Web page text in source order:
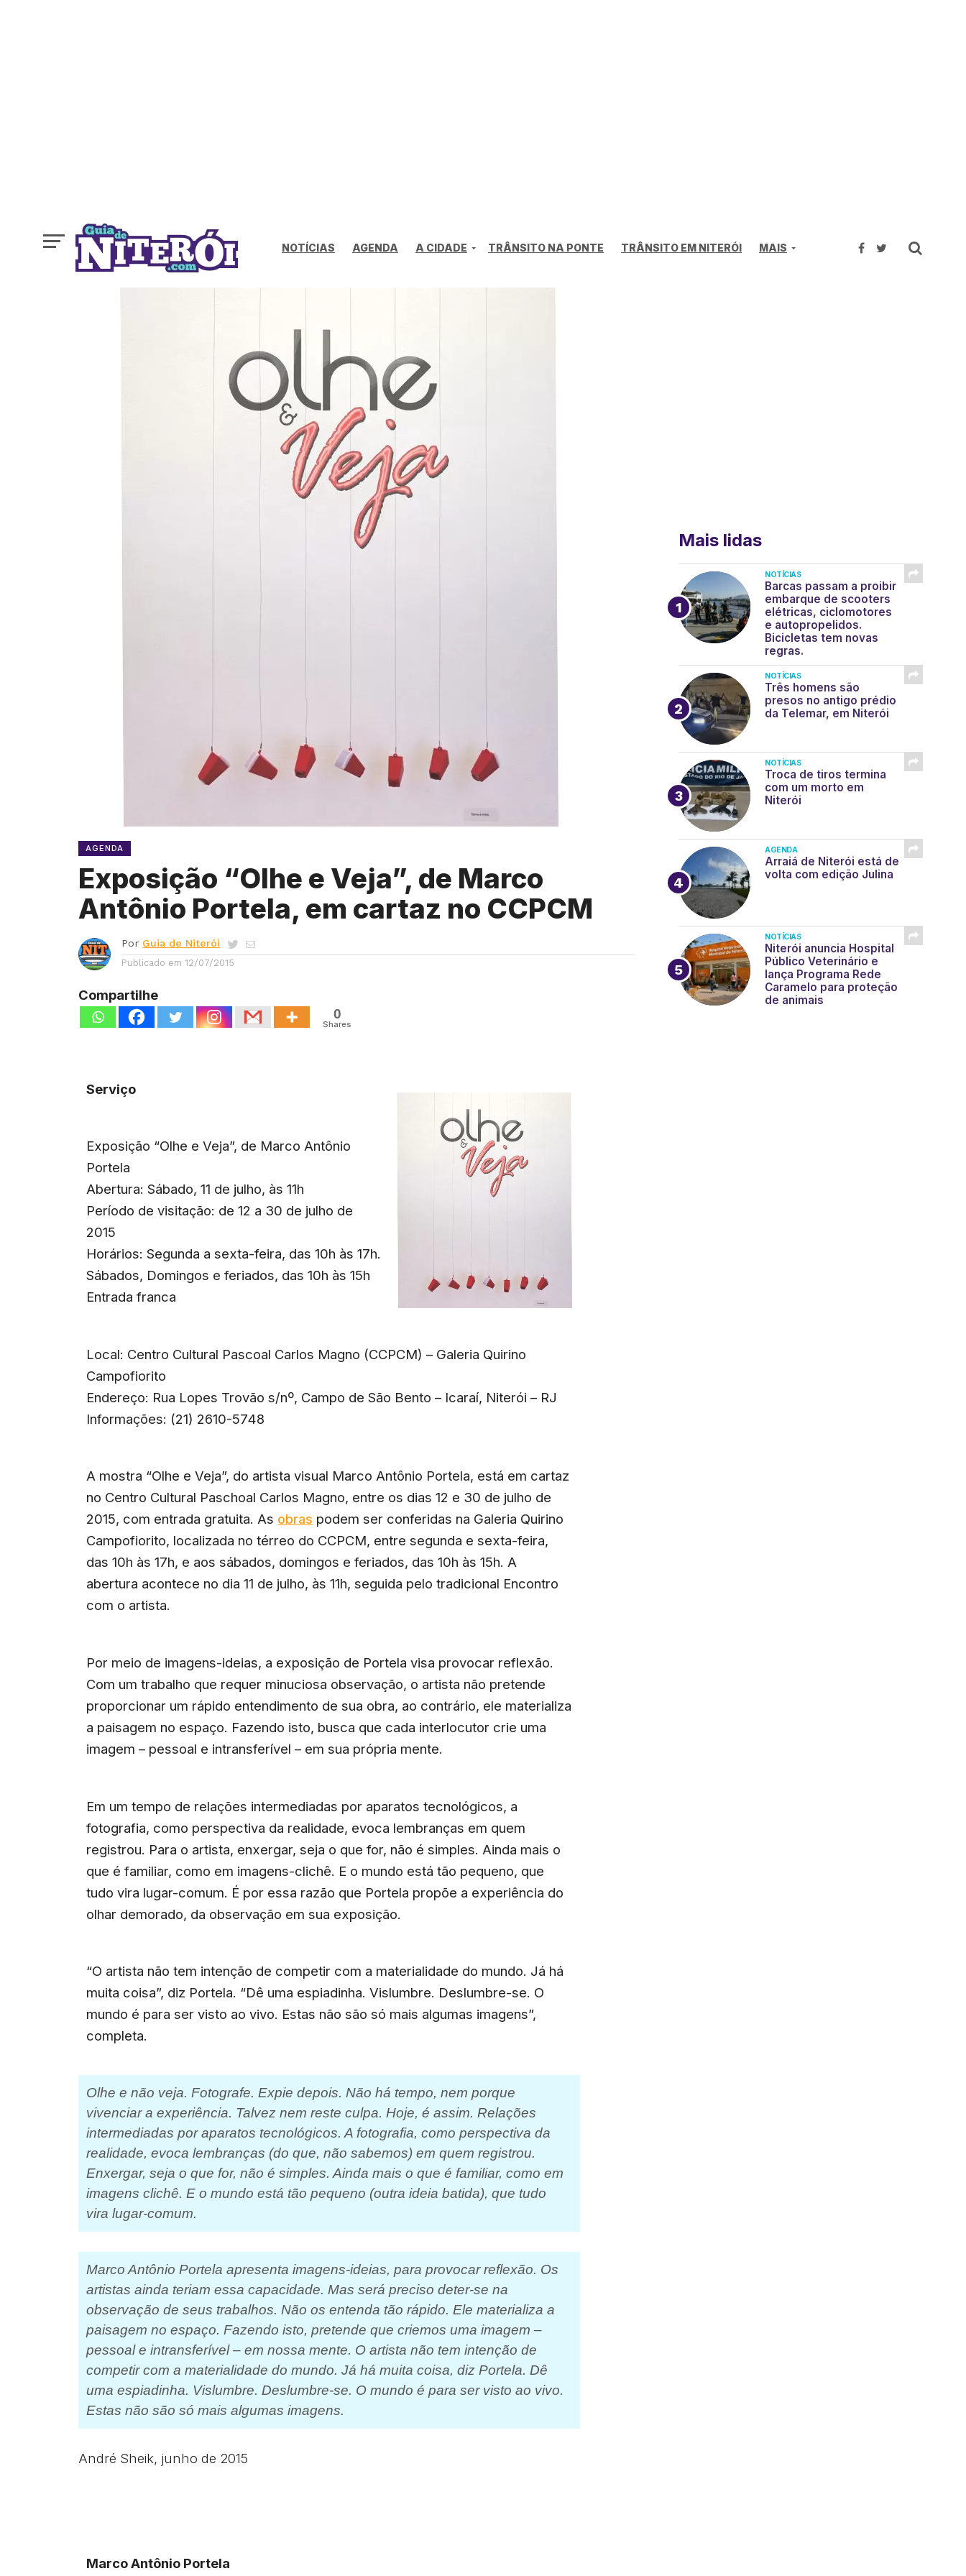
NOTÍCIAS AGENDA A CIDADE TRÂNSITO NA PONTE TRÂNSITO EM NITERÓI MAIS
AGENDA
Exposição “Olhe e Veja”, de Marco
Antônio Portela, em cartaz no CCPCM
Por Guia de Niterói
Publicado em 12/07/2015
Compartilhe
0
Shares
Serviço
Exposição “Olhe e Veja”, de Marco Antônio
Portela
Abertura: Sábado, 11 de julho, às 11h
Período de visitação: de 12 a 30 de julho de
2015
Horários: Segunda a sexta-feira, das 10h às 17h.
Sábados, Domingos e feriados, das 10h às 15h
Entrada franca
Local: Centro Cultural Pascoal Carlos Magno (CCPCM) – Galeria Quirino
Campofiorito
Endereço: Rua Lopes Trovão s/nº, Campo de São Bento – Icaraí, Niterói – RJ
Informações: (21) 2610-5748
A mostra “Olhe e Veja”, do artista visual Marco Antônio Portela, está em cartaz
no Centro Cultural Paschoal Carlos Magno, entre os dias 12 e 30 de julho de
2015, com entrada gratuita. As obras podem ser conferidas na Galeria Quirino
Campofiorito, localizada no térreo do CCPCM, entre segunda e sexta-feira,
das 10h às 17h, e aos sábados, domingos e feriados, das 10h às 15h. A
abertura acontece no dia 11 de julho, às 11h, seguida pelo tradicional Encontro
com o artista.
Por meio de imagens-ideias, a exposição de Portela visa provocar reflexão.
Com um trabalho que requer minuciosa observação, o artista não pretende
proporcionar um rápido entendimento de sua obra, ao contrário, ele materializa
a paisagem no espaço. Fazendo isto, busca que cada interlocutor crie uma
imagem – pessoal e intransferível – em sua própria mente.
Em um tempo de relações intermediadas por aparatos tecnológicos, a
fotografia, como perspectiva da realidade, evoca lembranças em quem
registrou. Para o artista, enxergar, seja o que for, não é simples. Ainda mais o
que é familiar, como em imagens-clichê. E o mundo está tão pequeno, que
tudo vira lugar-comum. É por essa razão que Portela propõe a experiência do
olhar demorado, da observação em sua exposição.
“O artista não tem intenção de competir com a materialidade do mundo. Já há
muita coisa”, diz Portela. “Dê uma espiadinha. Vislumbre. Deslumbre-se. O
mundo é para ser visto ao vivo. Estas não são só mais algumas imagens”,
completa.
Olhe e não veja. Fotografe. Expie depois. Não há tempo, nem porque
vivenciar a experiência. Talvez nem reste culpa. Hoje, é assim. Relações
intermediadas por aparatos tecnológicos. A fotografia, como perspectiva da
realidade, evoca lembranças (do que, não sabemos) em quem registrou.
Enxergar, seja o que for, não é simples. Ainda mais o que é familiar, como em
imagens clichê. E o mundo está tão pequeno (outra ideia batida), que tudo
vira lugar-comum.
Marco Antônio Portela apresenta imagens-ideias, para provocar reflexão. Os
artistas ainda teriam essa capacidade. Mas será preciso deter-se na
observação de seus trabalhos. Não os entenda tão rápido. Ele materializa a
paisagem no espaço. Fazendo isto, pretende que criemos uma imagem –
pessoal e intransferível – em nossa mente. O artista não tem intenção de
competir com a materialidade do mundo. Já há muita coisa, diz Portela. Dê
uma espiadinha. Vislumbre. Deslumbre-se. O mundo é para ser visto ao vivo.
Estas não são só mais algumas imagens.
André Sheik, junho de 2015
Marco Antônio Portela
Mais lidas
NOTÍCIAS
Barcas passam a proibir
embarque de scooters
elétricas, ciclomotores
e autopropelidos.
Bicicletas tem novas
regras.
NOTÍCIAS
Três homens são
presos no antigo prédio
da Telemar, em Niterói
NOTÍCIAS
Troca de tiros termina
com um morto em
Niterói
AGENDA
Arraiá de Niterói está de
volta com edição Julina
NOTÍCIAS
Niterói anuncia Hospital
Público Veterinário e
lança Programa Rede
Caramelo para proteção
de animais